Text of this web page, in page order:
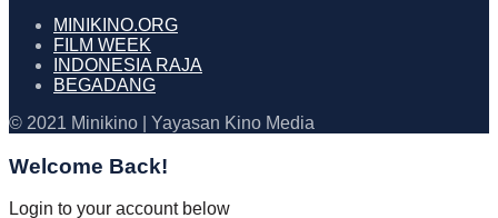
MINIKINO.ORG
FILM WEEK
INDONESIA RAJA
BEGADANG
© 2021 Minikino | Yayasan Kino Media
Welcome Back!
Login to your account below